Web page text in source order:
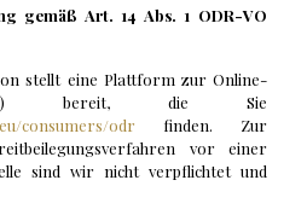
gemäß Art. 14 Abs. 1 ODR-VO
stellt eine Plattform zur Online-
(OS) bereit, die Sie
consumers/odr finden. Zur
vor einer
sind wir nicht verpflichtet und